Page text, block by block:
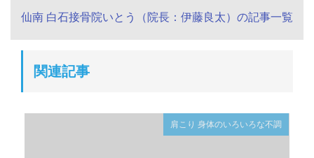
仙南 白石接骨院いとう（院長：伊藤良太）の記事一覧
関連記事
肩こり 身体のいろいろな不調